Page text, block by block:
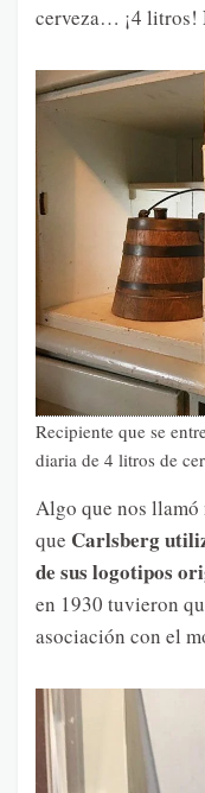
cerveza… ¡4 litros!
Recipiente que se
diaria de 4 litros de
Algo que nos
que Carlsberg
de sus logotipos
en 1930 tuvieron
asociación con el